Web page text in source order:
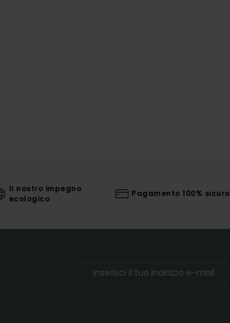
Il nostro impegno
ecologico
Pagamento 100% sicuro